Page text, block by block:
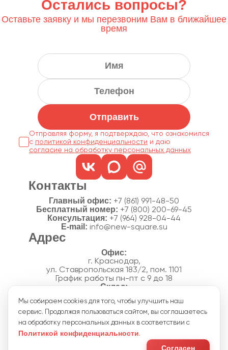
Остались вопросы?
Оставьте заявку и мы перезвоним Вам в ближайшее
время
Отправить
Отправляя форму, я подтверждаю, что ознакомился
с политикой конфиденциальности
согласие на обработку персональных данных
Контакты
Главный офис: +7 (861) 991-48-50
Бесплатный номер: +7 (800) 200-69-45
Консультация: +7 (964) 928-04-44
E-mail: info@new-square.su
Адрес
г. Краснодар,
ул. Ставропольская 183/2, пом. 1101
График работы пн-пт с 9 до 18
п. Новознаменский, ул.Производственная, 15
График работы склада пн-пт с 8 до 18
Акции
Политика конфиденциальности
Согласие на обработку персональных данных
Мы собираем cookies для того, чтобы улучшить наш
сервис. Продолжая пользоваться сайтом, вы соглашаетесь
на обработку персональных данных в соответствии с
Политикой конфиденциальности.
Согласен